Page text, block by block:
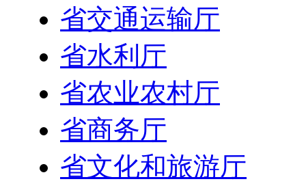
省交通运输厅
省水利厅
省农业农村厅
省商务厅
省文化和旅游厅